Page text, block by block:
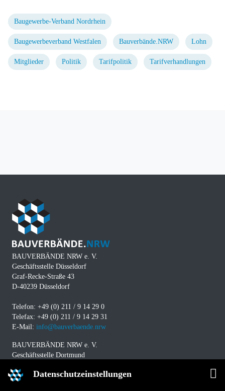
Datenschutzeinstellungen
Baugewerbe-Verband Nordrhein
Baugewerbeverband Westfalen Bauverbände.NRW Lohn
Mitglieder Politik Tarifpolitik Tarifverhandlungen
BAUVERBÄNDE NRW e. V.
Geschäftsstelle Düsseldorf
Graf-Recke-Straße 43
D-40239 Düsseldorf
Telefon: +49 (0) 211 / 9 14 29 0
Telefax: +49 (0) 211 / 9 14 29 31
E-Mail: info@bauverbaende.nrw
BAUVERBÄNDE NRW e. V.
Geschäftsstelle Dortmund
D-44141 Dortmund